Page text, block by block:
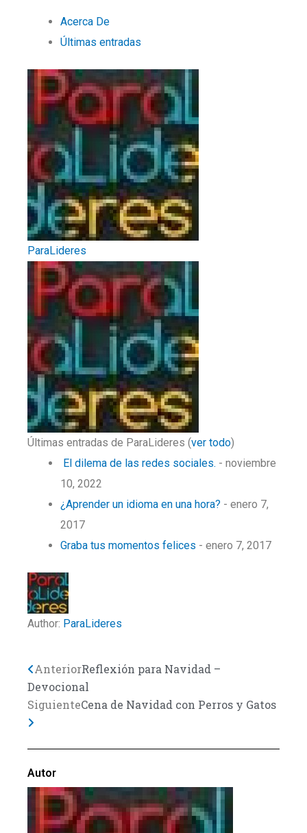
Acerca De
Últimas entradas
ParaLideres
Últimas entradas de ParaLideres (ver todo)
El dilema de las redes sociales. - noviembre
10, 2022
¿Aprender un idioma en una hora? - enero 7,
2017
Graba tus momentos felices - enero 7, 2017
Author: ParaLideres
Previo
AnteriorReflexión para Navidad –
Devocional
SiguienteCena de Navidad con Perros y Gatos
Next
Autor